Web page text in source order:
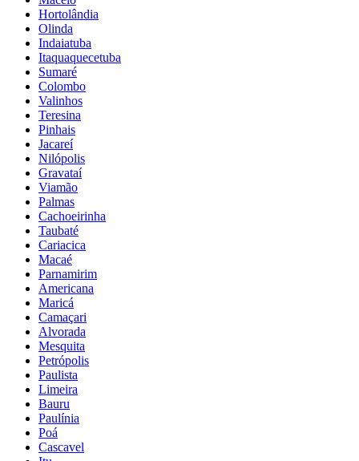
Hortolândia
Olinda
Indaiatuba
Itaquaquecetuba
Sumaré
Colombo
Valinhos
Teresina
Pinhais
Jacareí
Nilópolis
Gravataí
Viamão
Palmas
Cachoeirinha
Taubaté
Cariacica
Macaé
Parnamirim
Americana
Maricá
Camaçari
Alvorada
Mesquita
Petrópolis
Paulista
Limeira
Bauru
Paulínia
Poá
Cascavel